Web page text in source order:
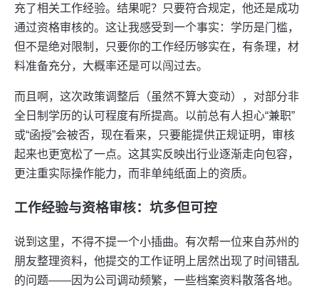
充了相关工作经验。结果呢？只要符合规定，他还是成功
通过资格审核的。这让我感受到一个事实：学历是门槛，
但不是绝对限制，只要你的工作经历够实在，有条理，材
料准备充分，大概率还是可以闯过去。
而且啊，这次政策调整后（虽然不算大变动），对部分非
全日制学历的认可程度有所提高。以前总有人担心“兼职”
或“函授”会被否，现在看来，只要能提供正规证明，审核
起来也更宽松了一点。这其实反映出行业逐渐走向包容，
更注重实际操作能力，而非单纯纸面上的资质。
工作经验与资格审核：坑多但可控
说到这里，不得不提一个小插曲。有次帮一位来自苏州的
朋友整理资料，他提交的工作证明上居然出现了时间错乱
的问题——因为公司调动频繁，一些档案资料散落各地。